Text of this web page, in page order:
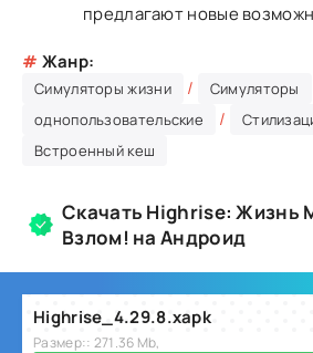
предлагают новые
# Жанр:
Симуляторы жизни / Симуляторы
однопользовательские /
Встроенный кеш
Скачать Highrise: Жизнь
Взлом! на Андроид
Highrise_4.29.8.xapk
Размер:: 271.36 Mb,